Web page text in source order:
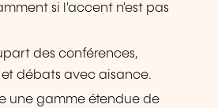
si l'accent n'est pas
des conférences,
et débats avec aisance.
une gamme étendue de